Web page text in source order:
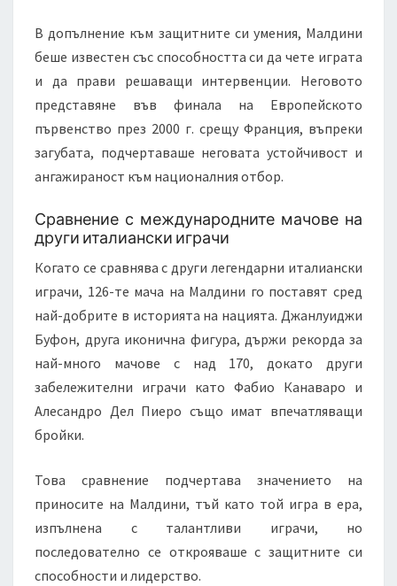
В допълнение към защитните си умения, Малдини
беше известен със способността си да чете играта
и да прави решаващи интервенции. Неговото
представяне във финала на Европейското
първенство през 2000 г. срещу Франция, въпреки
загубата, подчертаваше неговата устойчивост и
ангажираност към националния отбор.
Сравнение с международните мачове на
други италиански играчи
Когато се сравнява с други легендарни италиански
играчи, 126-те мача на Малдини го поставят сред
най-добрите в историята на нацията. Джанлуиджи
Буфон, друга иконична фигура, държи рекорда за
най-много мачове с над 170, докато други
забележителни играчи като Фабио Канаваро и
Алесандро Дел Пиеро също имат впечатляващи
бройки.
Това сравнение подчертава значението на
приносите на Малдини, тъй като той игра в ера,
изпълнена с талантливи играчи, но
последователно се открояваше с защитните си
способности и лидерство.